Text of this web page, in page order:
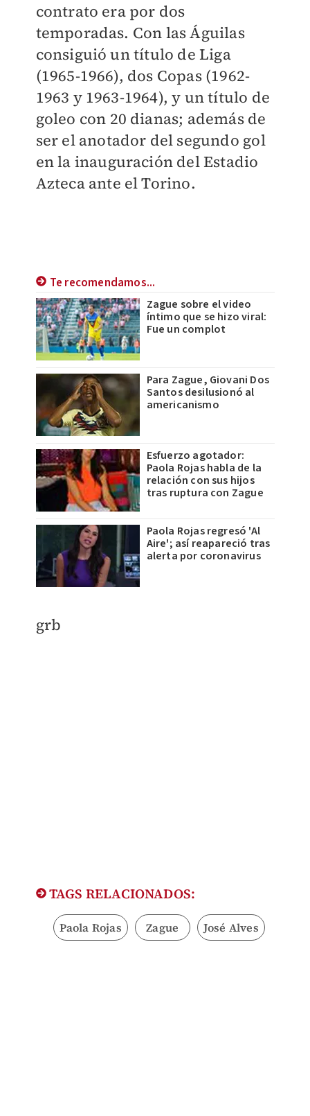
contrato era por dos
temporadas. Con las Águilas
consiguió un título de Liga
(1965-1966), dos Copas (1962-
1963 y 1963-1964), y un título de
goleo con 20 dianas; además de
ser el anotador del segundo gol
en la inauguración del Estadio
Azteca ante el Torino.
Te recomendamos...
Zague sobre el video
íntimo que se hizo viral:
Fue un complot
Para Zague, Giovani Dos
Santos desilusionó al
americanismo
Esfuerzo agotador:
Paola Rojas habla de la
relación con sus hijos
tras ruptura con Zague
Paola Rojas regresó 'Al
Aire'; así reapareció tras
alerta por coronavirus
​grb
TAGS RELACIONADOS:
Paola Rojas Zague José Alves